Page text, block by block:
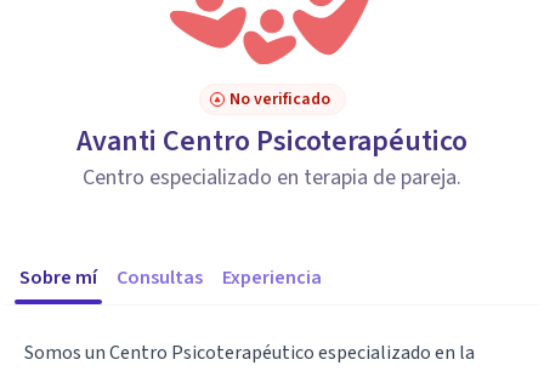
No verificado
Avanti Centro Psicoterapéutico
Centro especializado en terapia de pareja.
Sobre mí Consultas Experiencia
Somos un Centro Psicoterapéutico especializado en la